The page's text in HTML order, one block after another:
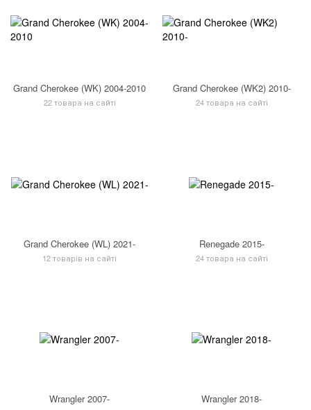
Grand Cherokee (WK) 2004-2010
22 товара на сайті
Grand Cherokee (WK2) 2010-
24 товара на сайті
Grand Cherokee (WL) 2021-
12 товарів на сайті
Renegade 2015-
24 товара на сайті
Wrangler 2007- Wrangler 2018-